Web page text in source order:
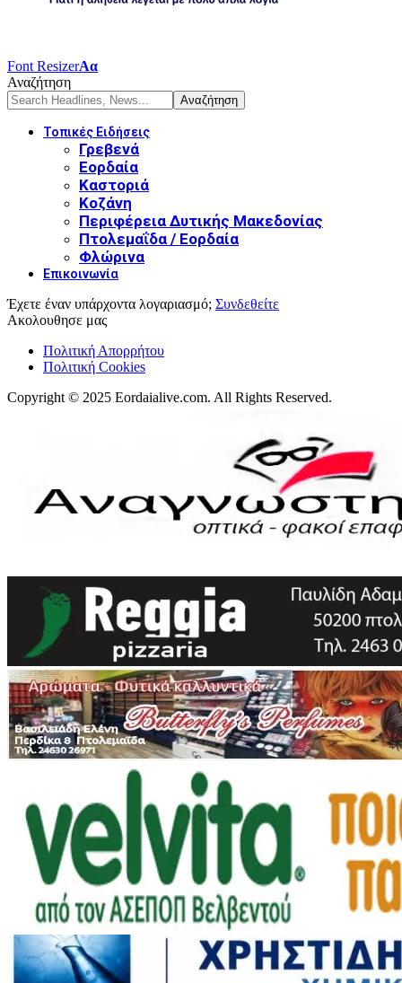
Font ResizerΑα
Αναζήτηση
Τοπικές Ειδήσεις
Γρεβενά
Εορδαία
Καστοριά
Κοζάνη
Περιφέρεια Δυτικής Μακεδονίας
Πτολεμαΐδα / Εορδαία
Φλώρινα
Επικοινωνία
Έχετε έναν υπάρχοντα λογαριασμό; Συνδεθείτε
Ακολουθησε μας
Πολιτική Απορρήτου
Πολιτική Cookies
Copyright © 2025 Eordaialive.com. All Rights Reserved.